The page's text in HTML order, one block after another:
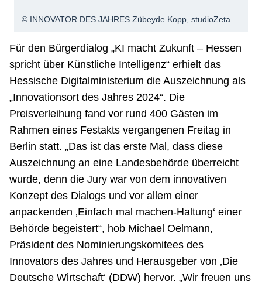
© INNOVATOR DES JAHRES Zübeyde Kopp, studioZeta
Für den Bürgerdialog „KI macht Zukunft – Hessen
spricht über Künstliche Intelligenz“ erhielt das
Hessische Digitalministerium die Auszeichnung als
„Innovationsort des Jahres 2024“. Die
Preisverleihung fand vor rund 400 Gästen im
Rahmen eines Festakts vergangenen Freitag in
Berlin statt. „Das ist das erste Mal, dass diese
Auszeichnung an eine Landesbehörde überreicht
wurde, denn die Jury war von dem innovativen
Konzept des Dialogs und vor allem einer
anpackenden ‚Einfach mal machen-Haltung‘ einer
Behörde begeistert“, hob Michael Oelmann,
Präsident des Nominierungskomitees des
Innovators des Jahres und Herausgeber von ‚Die
Deutsche Wirtschaft‘ (DDW) hervor. „Wir freuen uns